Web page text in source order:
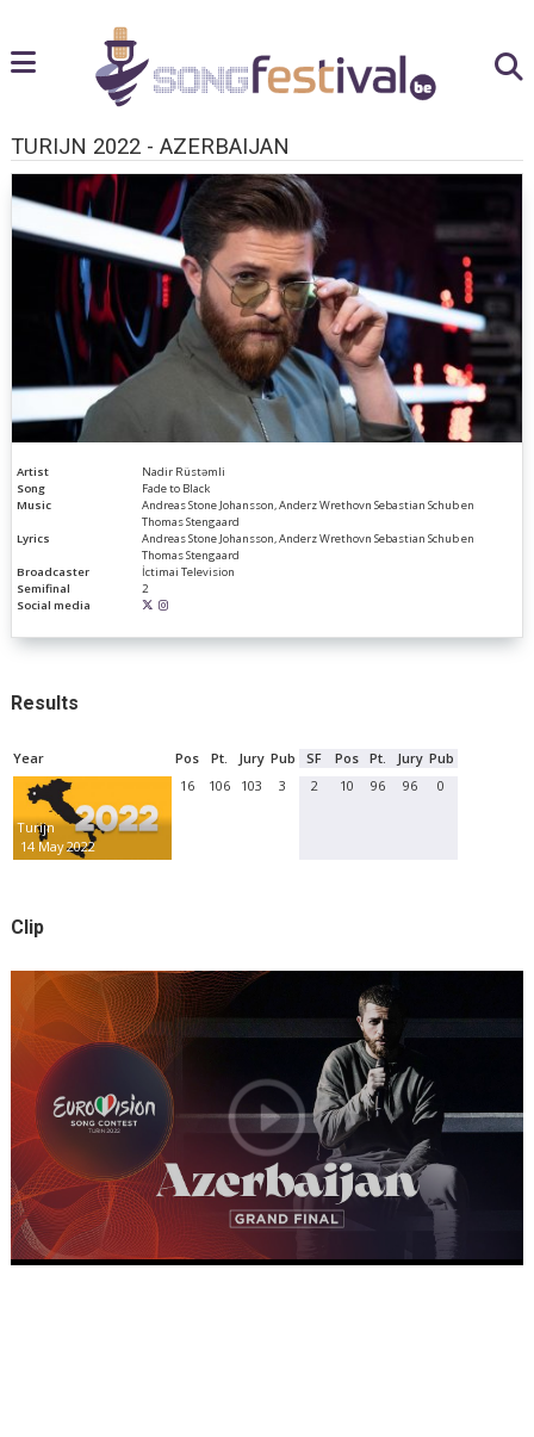
TURIJN 2022 - AZERBAIJAN
Artist
Nadir Rüstəmli
Song
Fade to Black
Music
Andreas Stone Johansson, Anderz Wrethovn Sebastian Schub en
Thomas Stengaard
Lyrics
Andreas Stone Johansson, Anderz Wrethovn Sebastian Schub en
Thomas Stengaard
Broadcaster
İctimai Television
Semifinal
2
Social media
Results
Year Pos Pt. Jury Pub SF Pos Pt. Jury Pub
Turijn
14 May 2022
16 106 103 3 2 10 96 96 0
Clip